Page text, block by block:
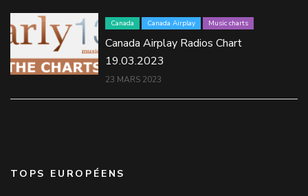
Canada Canada Airplay Music charts
Canada Airplay Radios Chart
19.03.2023
23 MARS 2023
TOPS EUROPÉENS